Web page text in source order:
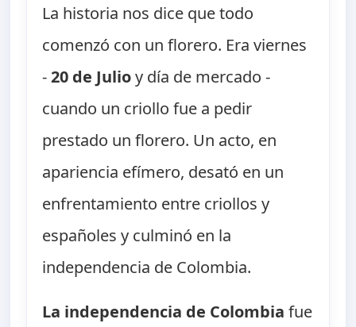
La historia nos dice que todo
comenzó con un florero. Era viernes
-20 de Julioy día de mercado -
cuando un criollo fue a pedir
prestado un florero. Un acto, en
apariencia efímero, desató en un
enfrentamiento entre criollos y
españoles y culminó en la
independencia de Colombia.
La independencia de Colombia fue